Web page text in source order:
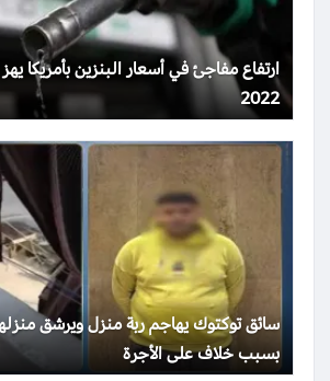
ارتفاع مفاجئ في أسعار البنزين بأمريكا
2022
سائق توكتوك يهاجم ربة منزل ويرشق
بسبب خلاف على الأجرة